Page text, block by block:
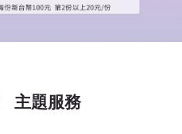
主題服務